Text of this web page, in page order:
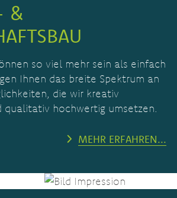
&
so viel mehr sein als einfach
Ihnen das breite Spektrum an
die wir kreativ
qualitativ hochwertig umsetzen.
MEHR ERFAHREN...